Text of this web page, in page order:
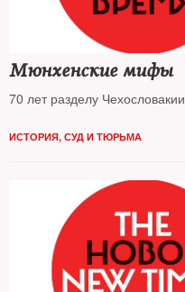
Мюнхенские мифы
70 лет разделу Чехословакии
ИСТОРИЯ, СУД И ТЮРЬМА